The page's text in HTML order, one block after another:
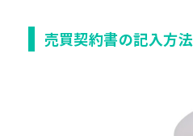
売買契約書の記入方法